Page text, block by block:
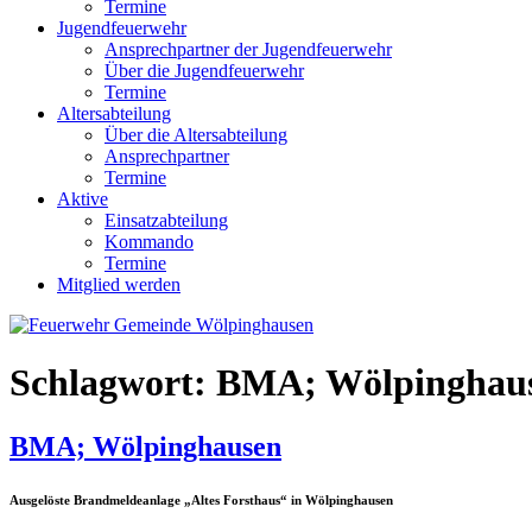
Termine
Jugendfeuerwehr
Ansprechpartner der Jugendfeuerwehr
Über die Jugendfeuerwehr
Termine
Altersabteilung
Über die Altersabteilung
Ansprechpartner
Termine
Aktive
Einsatzabteilung
Kommando
Termine
Mitglied werden
Schlagwort: BMA;
BMA; Wölpinghausen
Ausgelöste Brandmeldeanlage „Altes Forsthaus“ in Wölpinghausen